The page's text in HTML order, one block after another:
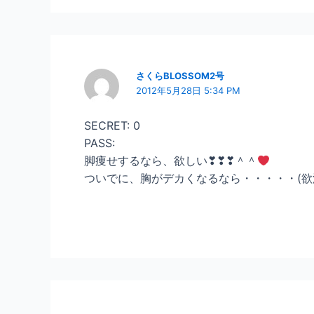
さくらBLOSSOM2号
2012年5月28日 5:34 PM
SECRET: 0
PASS:
脚痩せするなら、欲しい❣❣❣＾＾
ついでに、胸がデカくなるなら・・・・・(